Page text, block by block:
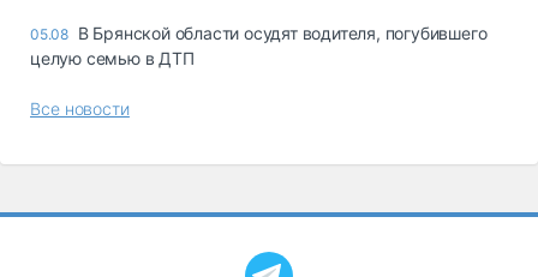
05.08 В Брянской области осудят водителя, погубившего
целую семью в ДТП
Все новости